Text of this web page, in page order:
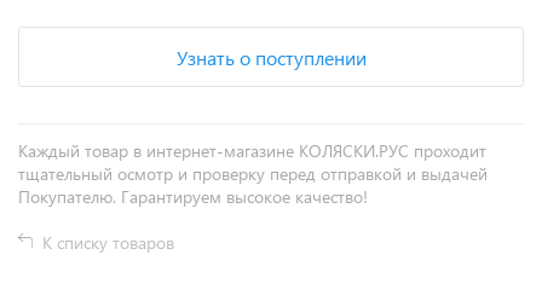
Узнать о поступлении
Каждый товар в интернет-магазине КОЛЯСКИ.РУС проходит
тщательный осмотр и проверку перед отправкой и выдачей
Покупателю. Гарантируем высокое качество!
К списку товаров